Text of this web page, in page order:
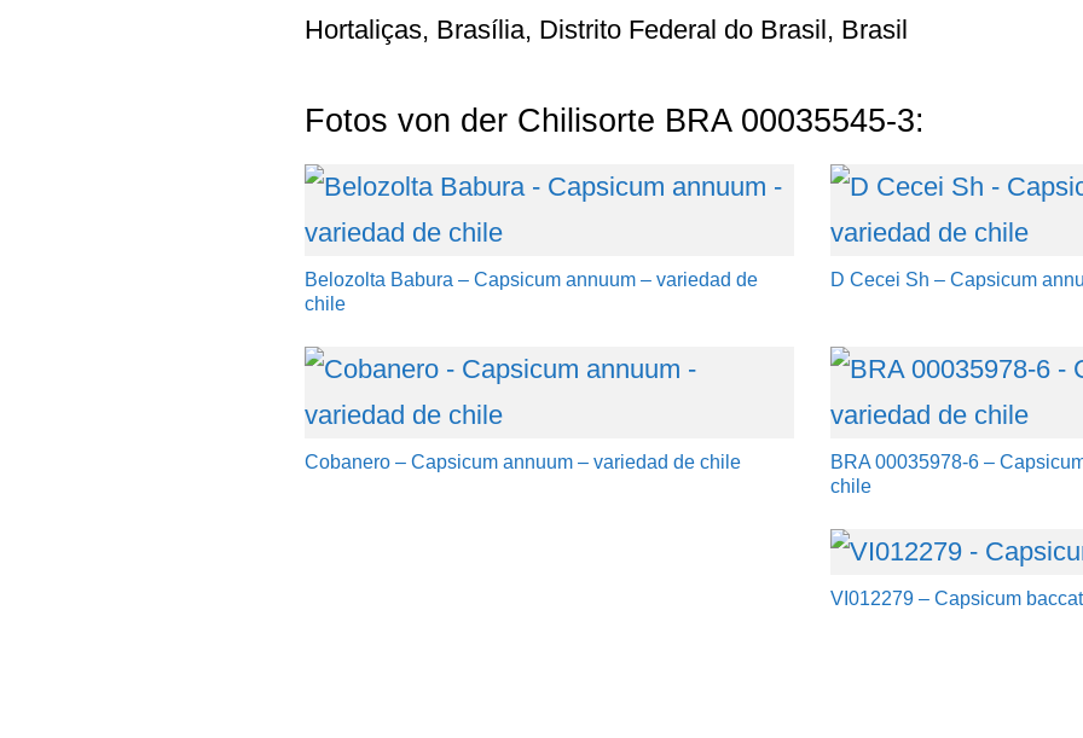
Hortaliças, Brasília, Distrito Federal do Brasil, Brasil
Fotos von der Chilisorte BRA 00035545-3:
Belozolta Babura – Capsicum annuum – variedad de
chile
D Cecei Sh – Capsicum
Cobanero – Capsicum annuum – variedad de chile
BRA 00035978-6 –
chile
VI012279 – Capsicum